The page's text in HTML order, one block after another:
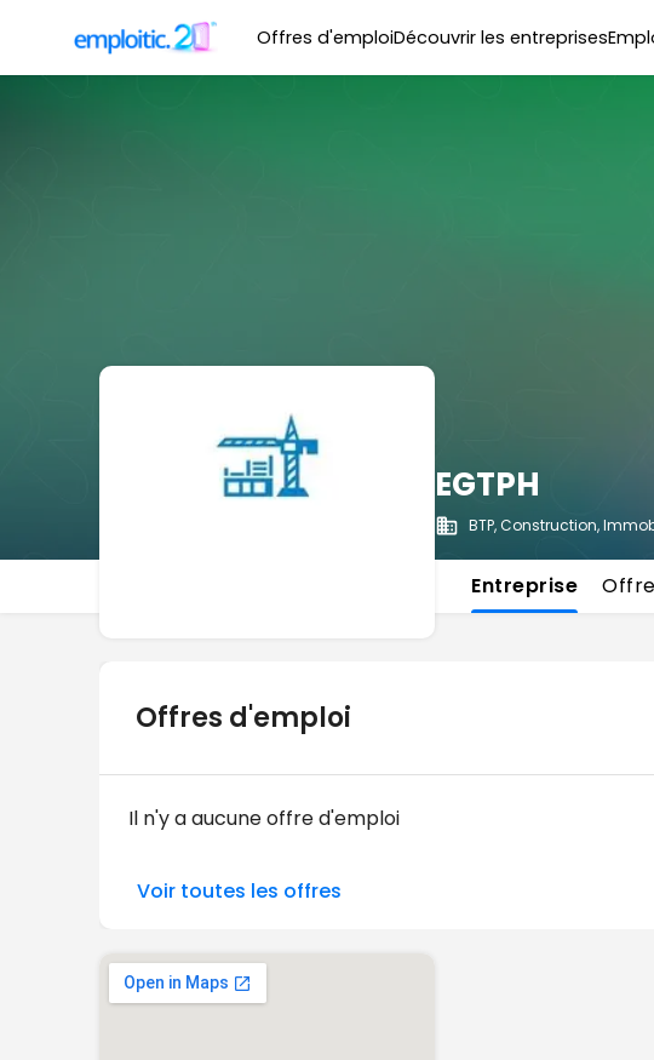
Offres d'emploiDécouvrir les entreprises
EGTPH
BTP, Construction,
Entreprise
Offres d'emploi
Il n'y a aucune offre d'emploi
Voir toutes les offres